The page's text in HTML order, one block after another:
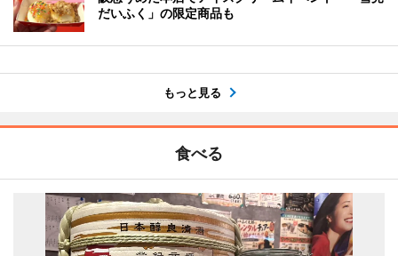
だいふく」の限定商品も
もっと見る
食べる